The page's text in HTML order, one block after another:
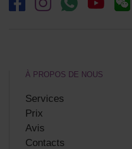
À PROPOS DE NOUS
Services
Prix
Avis
Contacts